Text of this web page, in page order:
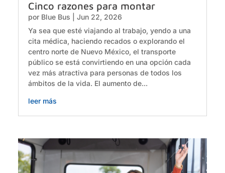
Cinco razones para montar
por Blue Bus
Jun 22, 2026
Ya sea que esté viajando al trabajo, yendo a una
cita médica, haciendo recados o explorando el
centro norte de Nuevo México, el transporte
público se está convirtiendo en una opción cada
vez más atractiva para personas de todos los
ámbitos de la vida. El aumento de...
leer más